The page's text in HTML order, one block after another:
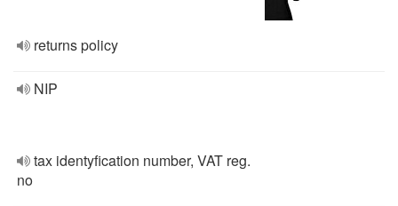
returns policy
NIP
tax identyfication number, VAT reg.
no